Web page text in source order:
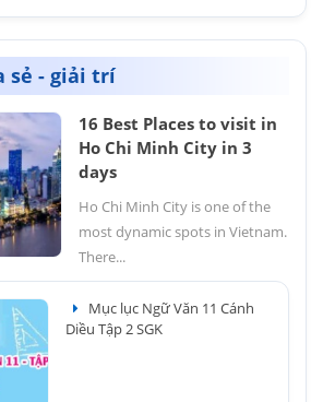
sẻ - giải trí
16 Best Places to visit in
Ho Chi Minh City in 3
days
Ho Chi Minh City is one of the
most dynamic spots in Vietnam.
There...
Mục lục Ngữ Văn 11 Cánh
Diều Tập 2 SGK